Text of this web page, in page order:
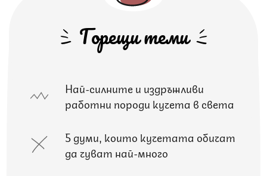
Горещи теми
Най-силните и издръжливи
работни породи кучета в света
5 думи, които кучетата обичат
да чуват най-много